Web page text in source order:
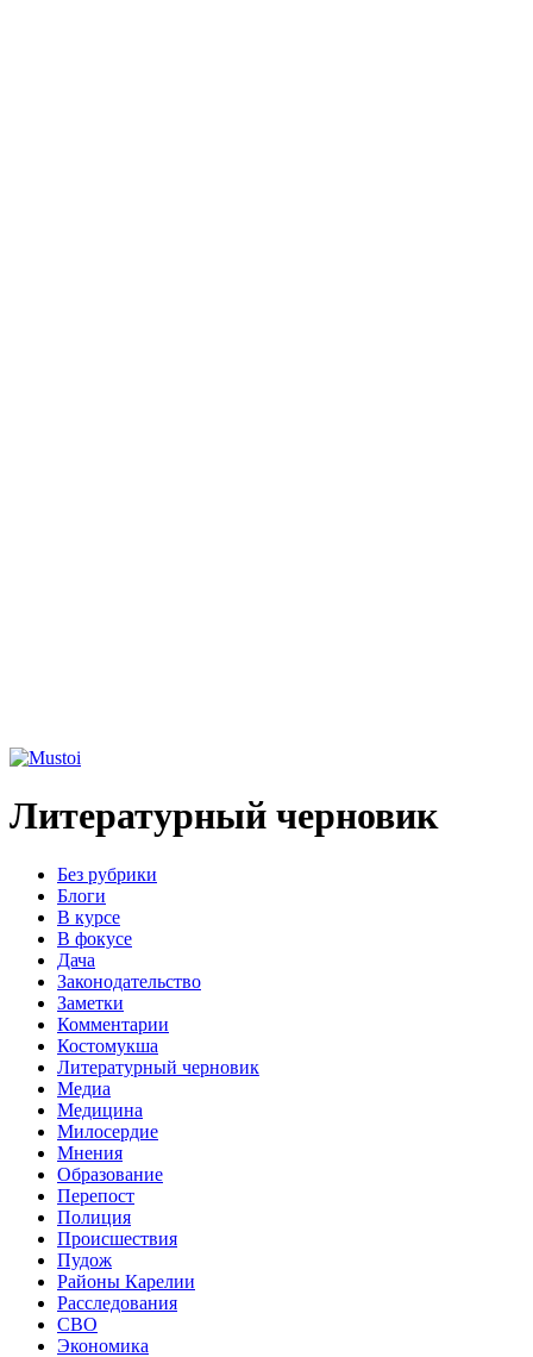
Литературный черновик
Без рубрики
Блоги
В курсе
В фокусе
Дача
Законодательство
Заметки
Комментарии
Костомукша
Литературный черновик
Медиа
Медицина
Милосердие
Мнения
Образование
Перепост
Полиция
Происшествия
Пудож
Районы Карелии
Расследования
СВО
Экономика